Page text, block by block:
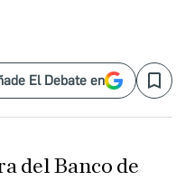
El Debate en Save
del Banco de